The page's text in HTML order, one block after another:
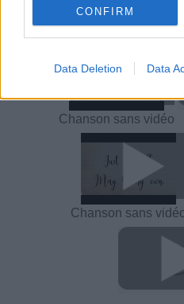
CONFIRM
Data Deletion Data
Voir la vidéo de
Chanson sans vidéo
Chanson sans